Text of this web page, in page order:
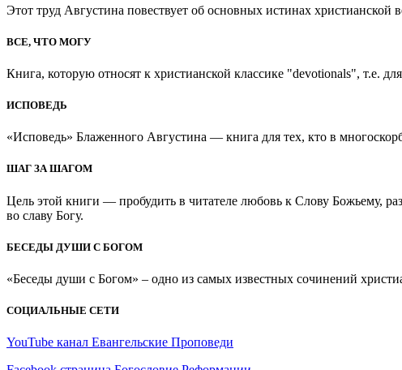
Этот труд Августина повествует об основных истинах христианской
ВСЕ, ЧТО МОГУ
Книга, которую относят к христианской классике "devotionals", т.е.
ИСПОВЕДЬ
«Исповедь» Блаженного Августина — книга для тех, кто в
ШАГ ЗА ШАГОМ
Цель этой книги — пробудить в читателе любовь к Слову Божьему,
во славу Богу.
БЕСЕДЫ ДУШИ С БОГОМ
«Беседы души с Богом» – одно из самых известных сочинений
СОЦИАЛЬНЫЕ СЕТИ
YouTube канал Евангельские Проповеди